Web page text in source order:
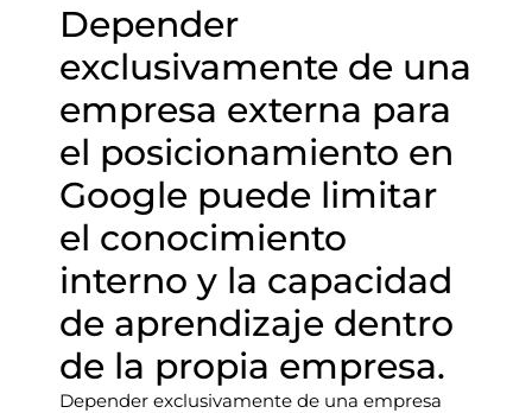
Depender
exclusivamente de una
empresa externa para
el posicionamiento en
Google puede limitar
el conocimiento
interno y la capacidad
de aprendizaje dentro
de la propia empresa.
Depender exclusivamente de una empresa